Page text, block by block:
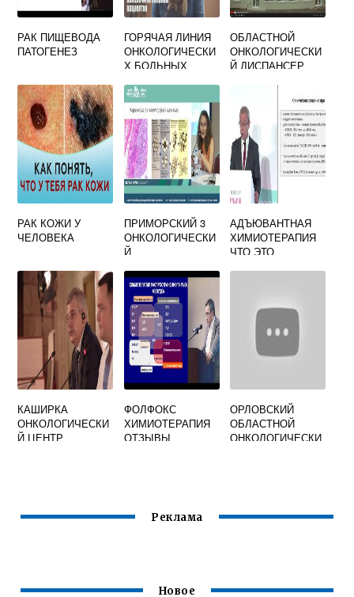
РАК ПИЩЕВОДА
ПАТОГЕНЕЗ
ГОРЯЧАЯ ЛИНИЯ
ОНКОЛОГИЧЕСКИ
Х БОЛЬНЫХ
ОБЛАСТНОЙ
ОНКОЛОГИЧЕСКИ
Й ДИСПАНСЕР
САЙТ
РАК КОЖИ У
ЧЕЛОВЕКА
ПРИМОРСКИЙ 3
ОНКОЛОГИЧЕСКИ
Й
АДЪЮВАНТНАЯ
ХИМИОТЕРАПИЯ
ЧТО ЭТО
КАШИРКА
ОНКОЛОГИЧЕСКИ
Й ЦЕНТР
ФОЛФОКС
ХИМИОТЕРАПИЯ
ОТЗЫВЫ
ОРЛОВСКИЙ
ОБЛАСТНОЙ
ОНКОЛОГИЧЕСКИ
Реклама
Новое